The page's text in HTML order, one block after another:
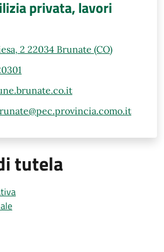
privata, lavori
2 22034 Brunate (CO)
tutela